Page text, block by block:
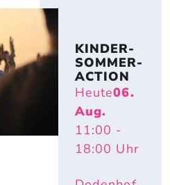
KINDER-
SOMMER-
ACTION
Heute06.
Aug.
11:00 -
18:00 Uhr